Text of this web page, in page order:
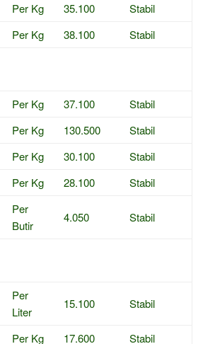
Per Kg 35.100
Stabil
Per Kg 38.100 Stabil
Per Kg 37.100
Stabil
Per Kg 130.500
Stabil
Per Kg 30.100
Stabil
Per Kg 28.100 Stabil
Per
Butir
4.050 Stabil
Per
Liter
15.100 Stabil
Per Kg 17.600
Stabil